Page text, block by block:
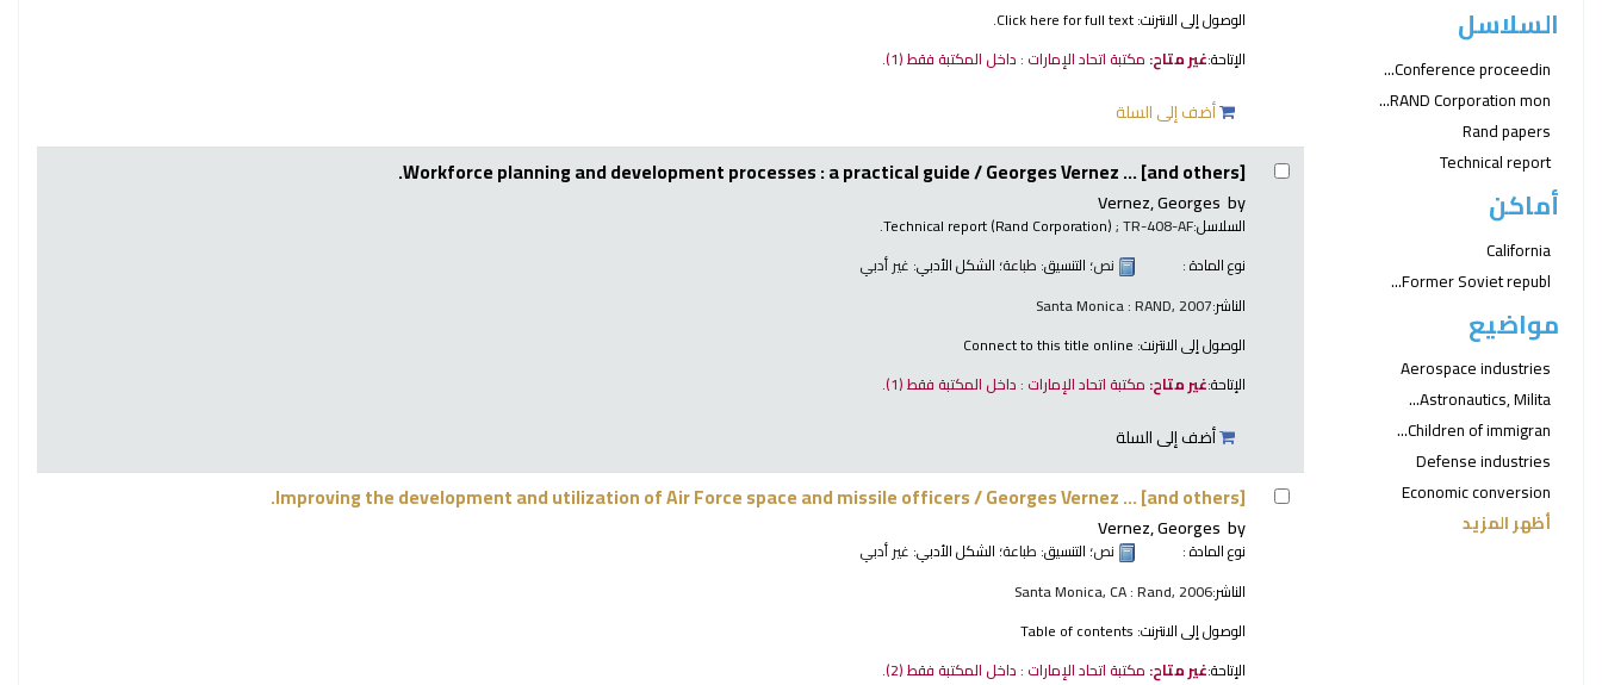
السلاسل
Conference proceedin...
RAND Corporation mon...
Rand papers
Technical report
أماكن
California
Former Soviet republ...
مواضيع
Aerospace industries
Astronautics, Milita...
Children of immigran...
Defense industries
Economic conversion
أظهر المزيد
الوصول إلى الانترنت:Click here for full text.
الإتاحة:غير متاح: مكتبة اتحاد الإمارات : داخل المكتبة فقط(1).
أضف إلى السلة
Workforce planning and development processes : a practical guide /Georges Vernez ... [and others].
by
Vernez, Georges
السلاسل: Technical report (Rand Corporation); TR-408-AF.
نوع المادة :
نص؛ التنسيق: طباعة؛ الشكل الأدبي: غير أدبي
الناشر:Santa Monica : RAND, 2007
الوصول إلى الانترنت: Connect to this title online
الإتاحة:غير متاح: مكتبة اتحاد الإمارات : داخل المكتبة فقط(1).
أضف إلى السلة
Improving the development and utilization of Air Force space and missile officers /Georges Vernez ... [and others].
by
Vernez, Georges
نوع المادة : نص؛ التنسيق: طباعة؛ الشكل الأدبي: غير أدبي
الناشر:Santa Monica, CA : Rand, 2006
الوصول إلى الانترنت: Table of contents
الإتاحة:غير متاح: مكتبة اتحاد الإمارات : داخل المكتبة فقط(2).